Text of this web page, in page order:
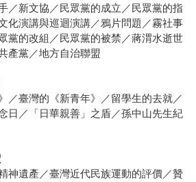
／新文協／民眾黨的成立／民眾黨的指
化演講與巡迴演講／鴉片問題／霧社事
黨的改組／民眾黨的被禁／蔣渭水逝世
產黨／地方自治聯盟
／臺灣的《新青年》／留學生的去就／
日／「日華親善」之盾／孫中山先生紀
神遺產／臺灣近代民族運動的評價／贊